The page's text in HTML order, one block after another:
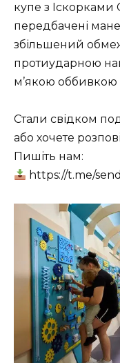
купе з
передбачені
збільшений
протиударною
м’якою оббивкою
Стали свідком
або хочете
Пишіть нам:
https://t.me/